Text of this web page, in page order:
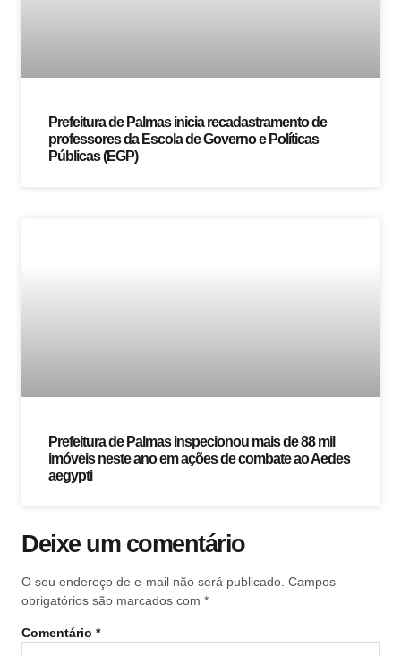
Prefeitura de Palmas inicia recadastramento de
professores da Escola de Governo e Políticas
Públicas (EGP)
Prefeitura de Palmas inspecionou mais de 88 mil
imóveis neste ano em ações de combate ao Aedes
aegypti
Deixe um comentário
O seu endereço de e-mail não será publicado. Campos
obrigatórios são marcados com *
Comentário *